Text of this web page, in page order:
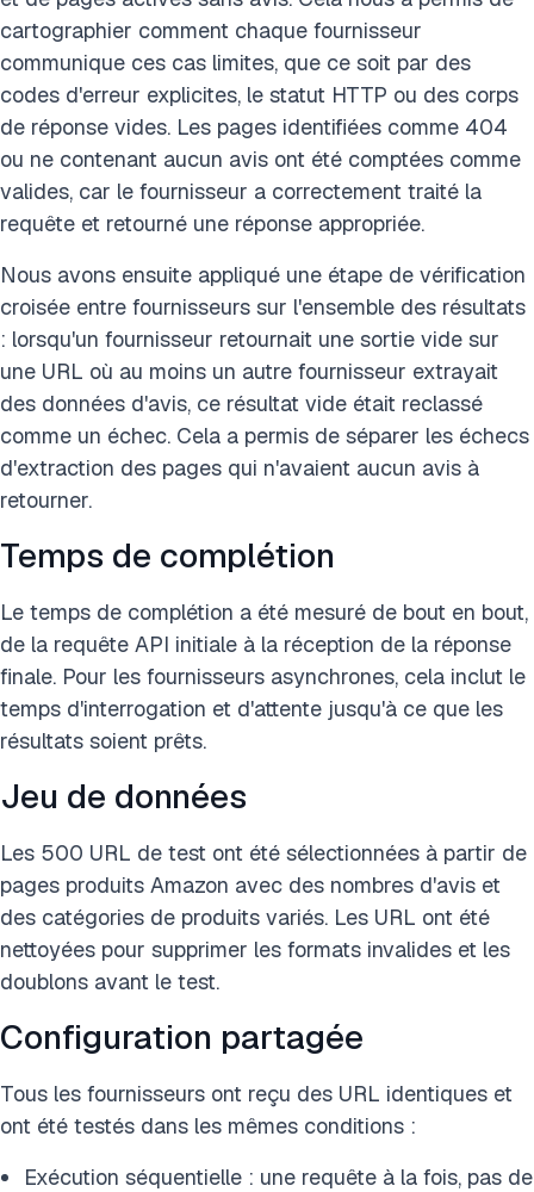
cartographier comment chaque fournisseur
communique ces cas limites, que ce soit par des
codes d'erreur explicites, le statut HTTP ou des corps
de réponse vides. Les pages identifiées comme 404
ou ne contenant aucun avis ont été comptées comme
valides, car le fournisseur a correctement traité la
requête et retourné une réponse appropriée.
Nous avons ensuite appliqué une étape de vérification
croisée entre fournisseurs sur l'ensemble des résultats
: lorsqu'un fournisseur retournait une sortie vide sur
une URL où au moins un autre fournisseur extrayait
des données d'avis, ce résultat vide était reclassé
comme un échec. Cela a permis de séparer les échecs
d'extraction des pages qui n'avaient aucun avis à
retourner.
Temps de complétion
Le temps de complétion a été mesuré de bout en bout,
de la requête API initiale à la réception de la réponse
finale. Pour les fournisseurs asynchrones, cela inclut le
temps d'interrogation et d'attente jusqu'à ce que les
résultats soient prêts.
Jeu de données
Les 500 URL de test ont été sélectionnées à partir de
pages produits Amazon avec des nombres d'avis et
des catégories de produits variés. Les URL ont été
nettoyées pour supprimer les formats invalides et les
doublons avant le test.
Configuration partagée
Tous les fournisseurs ont reçu des URL identiques et
ont été testés dans les mêmes conditions :
Exécution séquentielle : une requête à la fois, pas de